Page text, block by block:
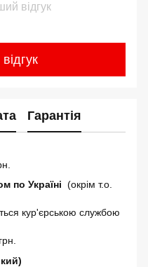
відгук
Гарантія
по Україні (окрім т.о.
кур'єрською службою